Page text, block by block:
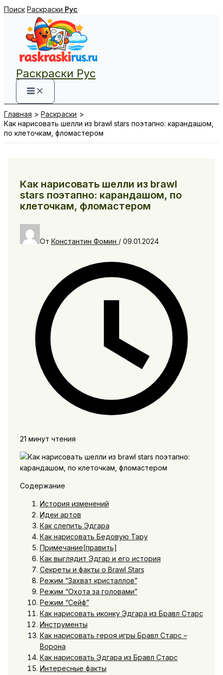
Перейти
содержимому
Поиск Раскраски Рус
Раскраски Рус
Главная
Раскраски
Как нарисовать шелли из brawl stars поэтапно: карандашом,
по клеточкам, фломастером
Как нарисовать шелли из brawl
stars поэтапно: карандашом, по
клеточкам, фломастером
От Константин Фомин / 09.01.2024
21 минут чтения
Содержание
История изменений
Идеи артов
Как слепить Эдгара
Как нарисовать Бедовую Тару
Примечание[править]
Как выглядит Эдгар и его история
Секреты и факты о Brawl Stars
Режим “Захват кристаллов”
Режим “Охота за головами”
Режим “Сейф”
Как нарисовать иконку Эдгара из Бравл Старс
Инструменты
Как нарисовать героя игры Бравл Старс –
Ворона
Как нарисовать Эдгара из Бравл Старс
Интересные факты